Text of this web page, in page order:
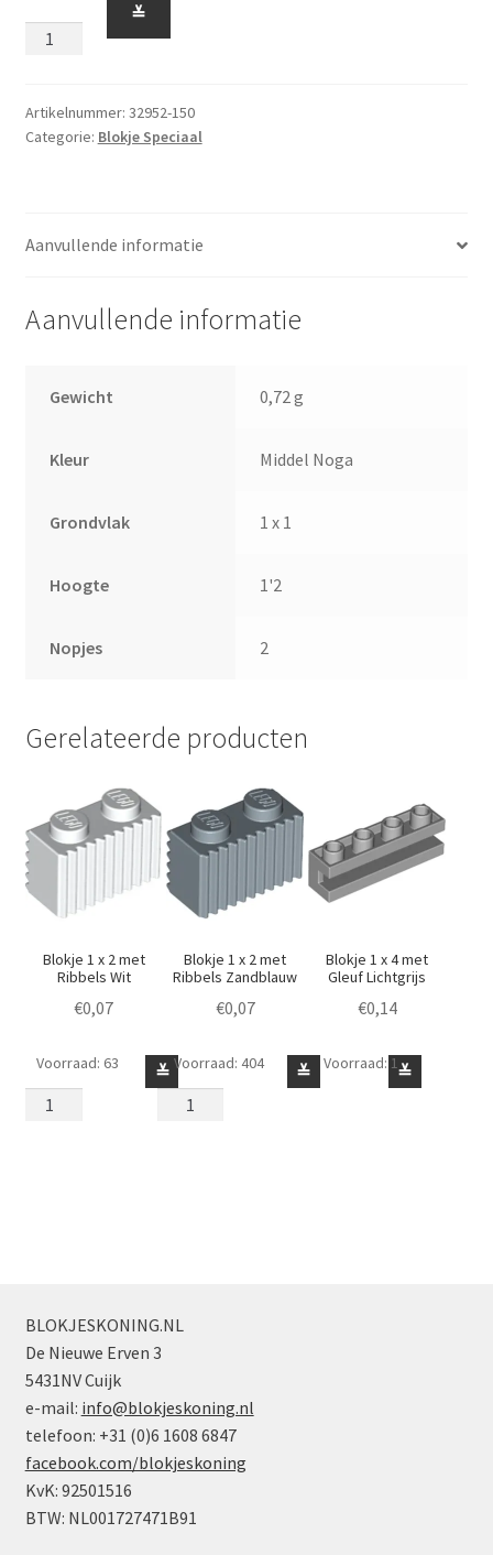
1
x
1'2
Zijkant
aantal
≚
Artikelnummer: 32952-150
Categorie: Blokje Speciaal
Aanvullende informatie
Aanvullende informatie
Gewicht 0,72 g
Kleur Middel Noga
Grondvlak 1 x 1
Hoogte 1'2
Nopjes 2
Gerelateerde producten
Blokje 1 x 2 met
Ribbels Wit
€0,07
Blokje
1
≚
Voorraad: 63
Blokje 1 x 2 met
Ribbels Zandblauw
€0,07
Blokje
1
≚
Voorraad: 404
Blokje 1 x 4 met
Gleuf Lichtgrijs
€0,14
Blokje
1
≚
Voorraad: 1
BLOKJESKONING.NL
De Nieuwe Erven 3
5431NV Cuijk
e-mail: info@blokjeskoning.nl
telefoon: +31 (0)6 1608 6847
facebook.com/blokjeskoning
KvK: 92501516
BTW: NL001727471B91